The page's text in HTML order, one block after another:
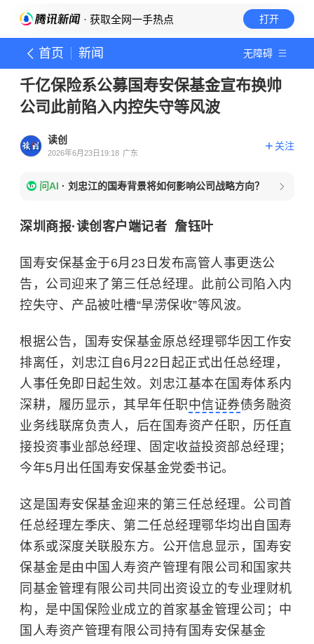
· 获取全网一手热点 打开
首页 新闻 无障碍
千亿保险系公募国寿安保基金宣布换帅
公司此前陷入内控失守等风波
读创
2026年6月23日19:18 广东
关注
问AI · 刘忠江的国寿背景将如何影响公司战略方向？
深圳商报·读创客户端记者 詹钰叶
国寿安保基金于6月23日发布高管人事更迭公
告，公司迎来了第三任总经理。此前公司陷入内
控失守、产品被吐槽“旱涝保收”等风波。
根据公告，国寿安保基金原总经理鄂华因工作安
排离任，刘忠江自6月22日起正式出任总经理，
人事任免即日起生效。刘忠江基本在国寿体系内
深耕，履历显示，其早年任职中信证券债务融资
业务线联席负责人，后在国寿资产任职，历任直
接投资事业部总经理、固定收益投资部总经理；
今年5月出任国寿安保基金党委书记。
这是国寿安保基金迎来的第三任总经理。公司首
任总经理左季庆、第二任总经理鄂华均出自国寿
体系或深度关联股东方。公开信息显示，国寿安
保基金是由中国人寿资产管理有限公司和国家共
同基金管理有限公司共同出资设立的专业理财机
构，是中国保险业成立的首家基金管理公司；中
国人寿资产管理有限公司持有国寿安保基金